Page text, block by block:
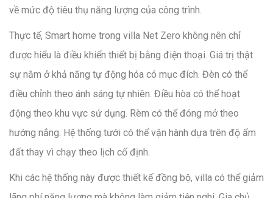
về mức độ tiêu thụ năng lượng của công trình.
Thực tế, Smart home trong villa Net Zero không nên chỉ
được hiểu là điều khiển thiết bị bằng điện thoại. Giá trị thật
sự nằm ở khả năng tự động hóa có mục đích. Đèn có thể
điều chỉnh theo ánh sáng tự nhiên. Điều hòa có thể hoạt
động theo khu vực sử dụng. Rèm có thể đóng mở theo
hướng nắng. Hệ thống tưới có thể vận hành dựa trên độ ẩm
đất thay vì chạy theo lịch cố định.
Khi các hệ thống này được thiết kế đồng bộ, villa có thể giảm